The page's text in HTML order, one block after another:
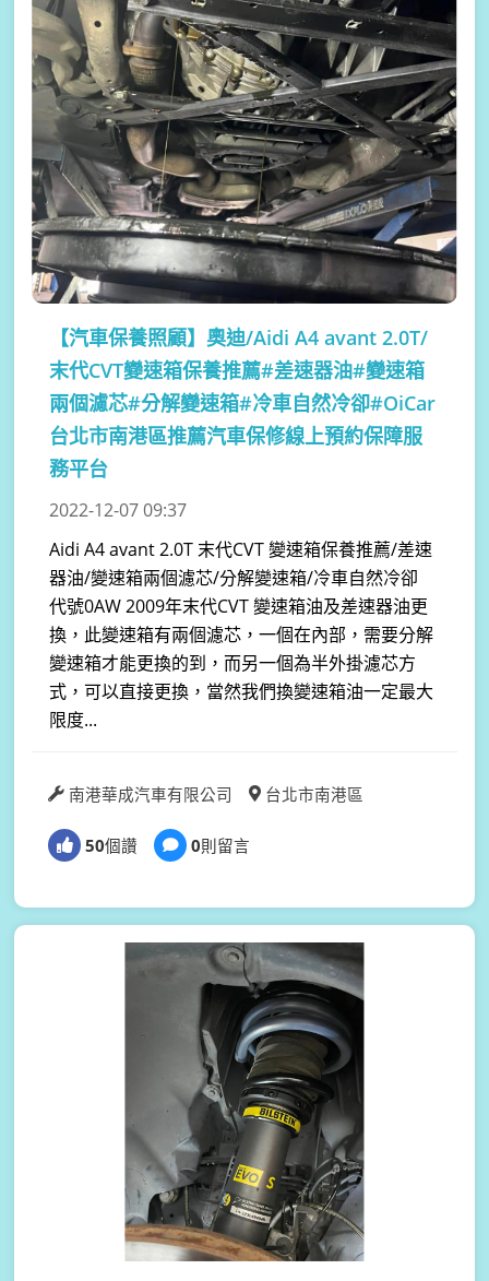
【汽車保養照顧】奧迪/Aidi A4 avant 2.0T/
末代CVT變速箱保養推薦#差速器油#變速箱
兩個濾芯#分解變速箱#冷車自然冷卻#OiCar
台北市南港區推薦汽車保修線上預約保障服
務平台
2022-12-07 09:37
Aidi A4 avant 2.0T 末代CVT 變速箱保養推薦/差速
器油/變速箱兩個濾芯/分解變速箱/冷車自然冷卻
代號0AW 2009年末代CVT 變速箱油及差速器油更
換，此變速箱有兩個濾芯，一個在內部，需要分解
變速箱才能更換的到，而另一個為半外掛濾芯方
式，可以直接更換，當然我們換變速箱油一定最大
限度...
南港華成汽車有限公司 台北市南港區
50個讚 0則留言